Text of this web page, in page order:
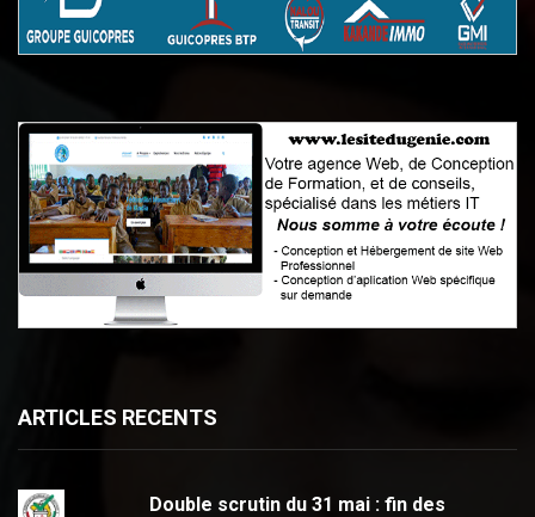
ARTICLES RECENTS
Double scrutin du 31 mai : fin des